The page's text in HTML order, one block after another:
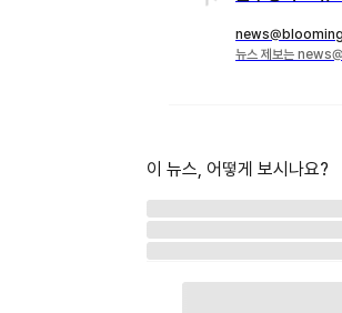
뉴스 제보는
이 뉴스, 어떻게 보시나요?